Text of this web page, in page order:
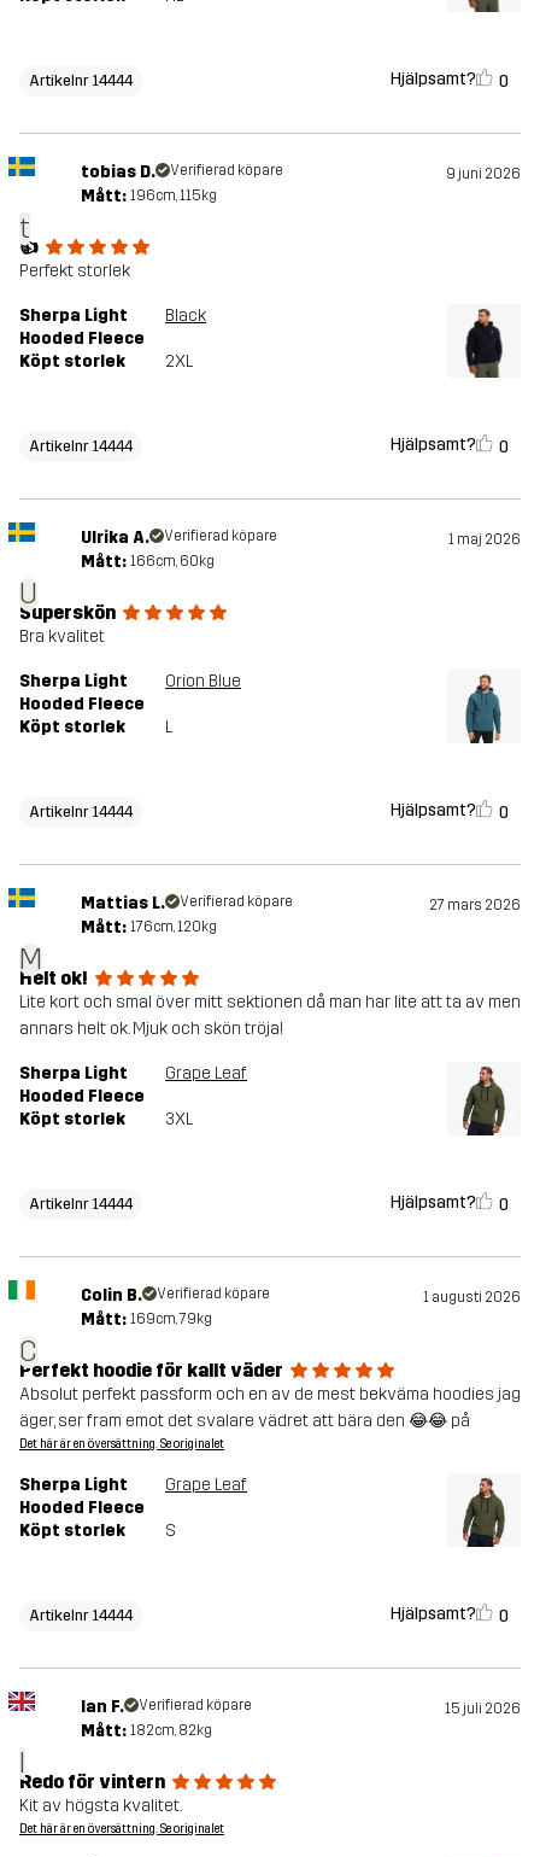
Artikelnr 14444 Hjälpsamt? 0
t
tobias D. Verifierad köpare 9 juni 2026
Mått: 196cm, 115kg
👍
Perfekt storlek
Sherpa Light
Hooded Fleece
Black
Köpt storlek 2XL
Artikelnr 14444 Hjälpsamt? 0
U
Ulrika A. Verifierad köpare 1 maj 2026
Mått: 166cm, 60kg
Superskön
Bra kvalitet
Sherpa Light
Hooded Fleece
Orion Blue
Köpt storlek L
Artikelnr 14444 Hjälpsamt? 0
M
Mattias L. Verifierad köpare 27 mars 2026
Mått: 176cm, 120kg
Helt ok!
Lite kort och smal över mitt sektionen då man har lite att ta av men
annars helt ok. Mjuk och skön tröja!
Sherpa Light
Hooded Fleece
Grape Leaf
Köpt storlek 3XL
Artikelnr 14444 Hjälpsamt? 0
C
Colin B. Verifierad köpare 1 augusti 2026
Mått: 169cm, 79kg
Perfekt hoodie för kallt väder
Absolut perfekt passform och en av de mest bekväma hoodies jag
äger, ser fram emot det svalare vädret att bära den 😂😂 på
Det här är en översättning. Se originalet
Sherpa Light
Hooded Fleece
Grape Leaf
Köpt storlek S
Artikelnr 14444 Hjälpsamt? 0
I
Ian F. Verifierad köpare 15 juli 2026
Mått: 182cm, 82kg
Redo för vintern
Kit av högsta kvalitet.
Det här är en översättning. Se originalet